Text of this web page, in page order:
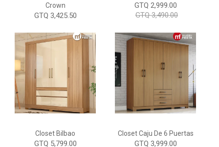
Crown
GTQ 3,425.50
GTQ 2,999.00
GTQ 3,490.00
Closet Bilbao
GTQ 5,799.00
Closet Caju De 6 Puertas
GTQ 3,999.00